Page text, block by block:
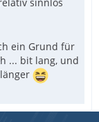
ein Grund für
... bit lang, und